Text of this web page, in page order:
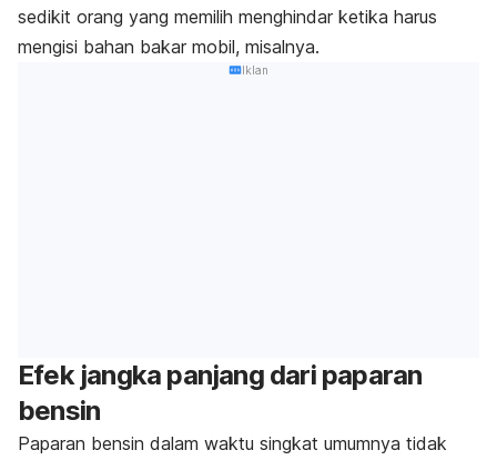
sedikit orang yang memilih menghindar ketika harus
mengisi bahan bakar mobil, misalnya.
Iklan
Efek jangka panjang dari paparan
bensin
Paparan bensin dalam waktu singkat umumnya tidak